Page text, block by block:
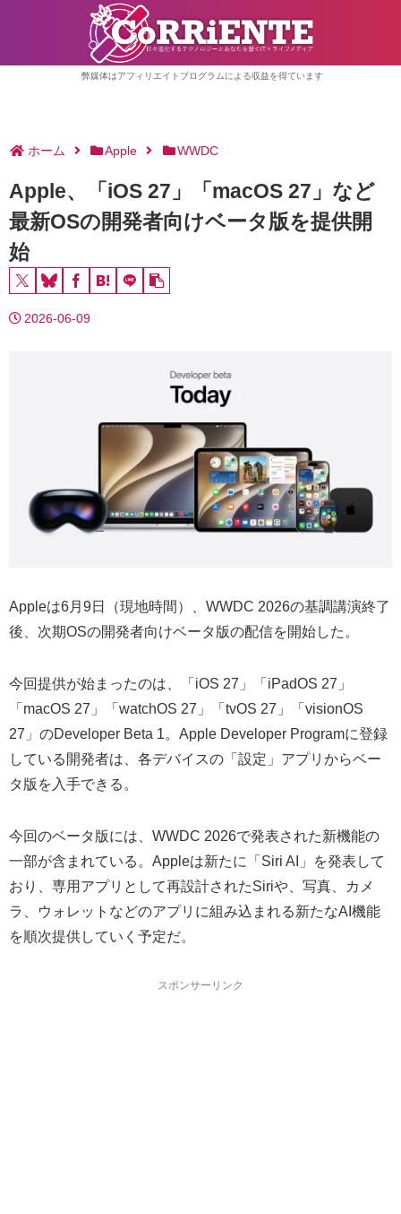
弊媒体はアフィリエイトプログラムによる収益を得ています
ホーム Apple WWDC
Apple、「iOS 27」「macOS 27」など
最新OSの開発者向けベータ版を提供開
始
2026-06-09
Appleは6月9日（現地時間）、WWDC 2026の基調講演終了
後、次期OSの開発者向けベータ版の配信を開始した。
今回提供が始まったのは、「iOS 27」「iPadOS 27」
「macOS 27」「watchOS 27」「tvOS 27」「visionOS
27」のDeveloper Beta 1。Apple Developer Programに登録
している開発者は、各デバイスの「設定」アプリからベー
タ版を入手できる。
今回のベータ版には、WWDC 2026で発表された新機能の
一部が含まれている。Appleは新たに「Siri AI」を発表して
おり、専用アプリとして再設計されたSiriや、写真、カメ
ラ、ウォレットなどのアプリに組み込まれる新たなAI機能
を順次提供していく予定だ。
スポンサーリンク